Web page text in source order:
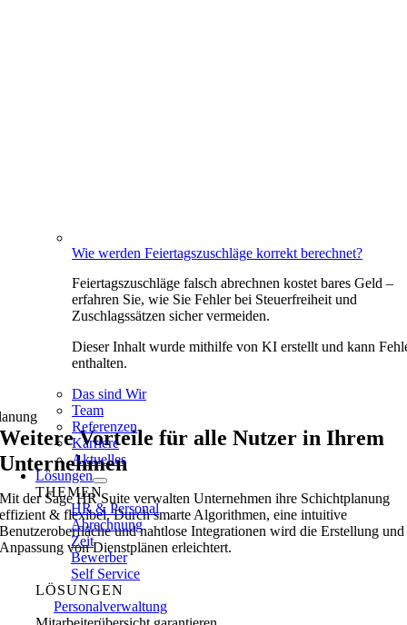
Wie werden Feiertagszuschläge korrekt berechnet?
Feiertagszuschläge falsch abrechnen kostet bares Geld –
erfahren Sie, wie Sie Fehler bei Steuerfreiheit und
Zuschlagssätzen sicher vermeiden.
Dieser Inhalt wurde mithilfe von KI erstellt und kann
enthalten.
Das sind Wir
Team
Referenzen
Karriere
Aktuelles
Lösungen
THEMEN
HR & Personal
Abrechnung
Zeit
Bewerber
Self Service
LÖSUNGEN
Personalverwaltung
Weitere Vorteile für alle Nutzer in Ihrem
Unternehmen
Mit der Sage HR Suite verwalten Unternehmen ihre Schichtplanung
effizient & flexibel. Durch smarte Algorithmen, eine intuitive
Benutzeroberfläche und nahtlose Integrationen wird die Erstellung und
Anpassung von Dienstplänen erleichtert.